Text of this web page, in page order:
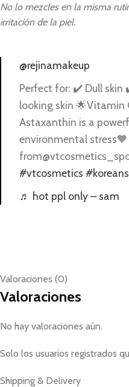
No lo mezcles en la misma
irritación de la piel.
@rejinamakeup
Perfect for: ✔️ Dull
looking skin 🌟Vitamin
Astaxanthin is a
environmental
#vtcosmetics
♬ hot ppl only – sam
Valoraciones (0)
Valoraciones
No hay valoraciones aún.
Solo los usuarios registrados
Shipping & Delivery